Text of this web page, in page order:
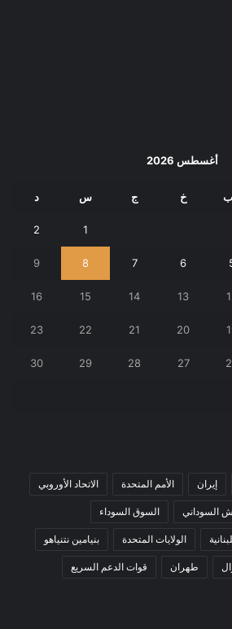
أغسطس 2026
خ ج س د
1
2
6
7
8
9
13
14
15
16
20
21
22
23
27
28
29
30
إيران الأمم المتحدة الاتحاد الأوروبي
السوداني السوق السوداء
الولايات المتحدة بنيامين نتنياهو
طهران قوات الدعم السريع